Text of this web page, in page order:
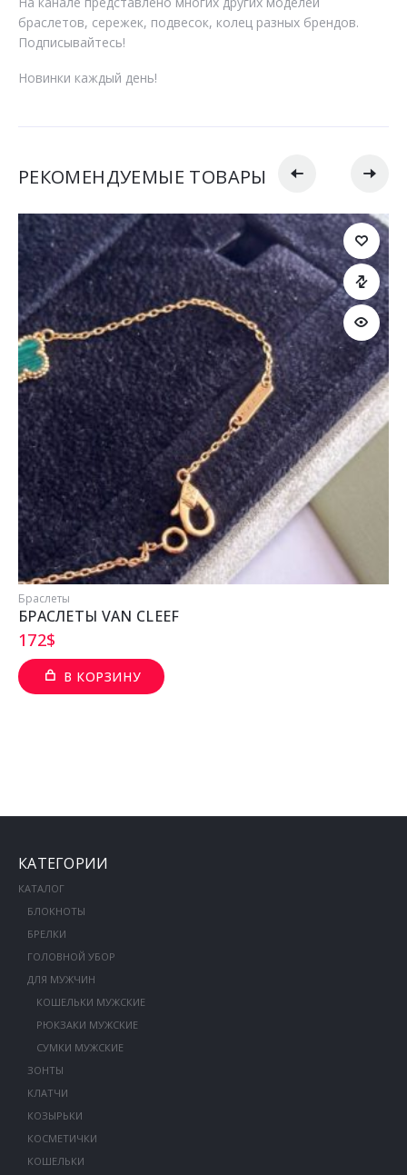
браслетов, сережек, подвесок, колец разных брендов.
Подписывайтесь!
Новинки каждый день!
РЕКОМЕНДУЕМЫЕ ТОВАРЫ
Браслеты
БРАСЛЕТЫ VAN CLEEF
172$
В КОРЗИНУ
КАТЕГОРИИ
КАТАЛОГ
БЛОКНОТЫ
БРЕЛКИ
ГОЛОВНОЙ УБОР
ДЛЯ МУЖЧИН
КОШЕЛЬКИ МУЖСКИЕ
РЮКЗАКИ МУЖСКИЕ
СУМКИ МУЖСКИЕ
ЗОНТЫ
КЛАТЧИ
КОЗЫРЬКИ
КОСМЕТИЧКИ
КОШЕЛЬКИ